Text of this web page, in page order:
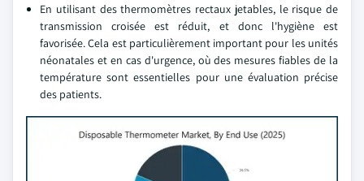
En utilisant des thermomètres rectaux jetables, le risque de
transmission croisée est réduit, et donc l'hygiène est
favorisée. Cela est particulièrement important pour les unités
néonatales et en cas d'urgence, où des mesures fiables de la
température sont essentielles pour une évaluation précise
des patients.